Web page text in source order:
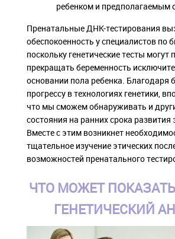
ребенком и предполагаемым
Пренатальные ДНК-тестирования
обеспокоенность у специалистов по
поскольку генетические тесты могут
прекращать беременность
основании пола ребенка. Благодаря
прогрессу в технологиях генетики,
что мы сможем обнаруживать и
состояния на ранних срока
Вместе с этим возникнет
тщательное изучение этических
возможностей пренатального
ЧТО МОЖЕТ
ГЕНЕТИЧЕСКИЙ